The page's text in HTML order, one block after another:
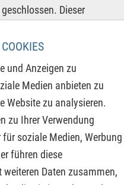
und Anzeigen zu
Medien anbieten zu
Website zu analysieren.
zu Ihrer Verwendung
soziale Medien, Werbung
führen diese
Daten zusammen,
Dieser
gesetzt und die drohende
vielen Ländern der Erde
und Frachtrouten sind
mehrere Länder,
die Abgabe von
auf eine 4-